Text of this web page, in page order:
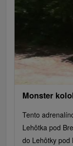
Monster
Tento
Lehôtka pod
do Lehôtky pod